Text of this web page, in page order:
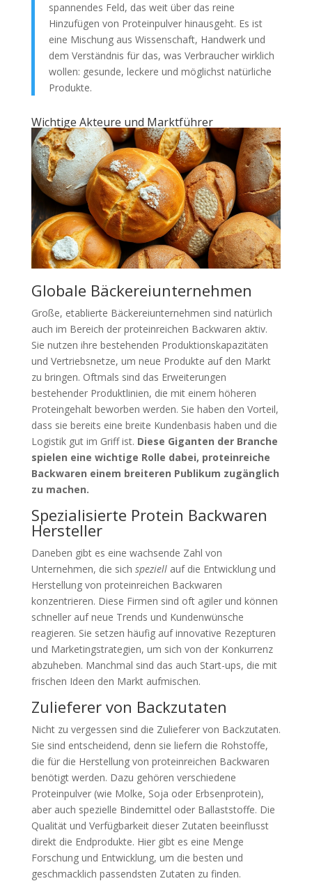
spannendes Feld, das weit über das reine
Hinzufügen von Proteinpulver hinausgeht. Es ist
eine Mischung aus Wissenschaft, Handwerk und
dem Verständnis für das, was Verbraucher wirklich
wollen: gesunde, leckere und möglichst natürliche
Produkte.
Wichtige Akteure und Marktführer
Globale Bäckereiunternehmen
Große, etablierte Bäckereiunternehmen sind natürlich
auch im Bereich der proteinreichen Backwaren aktiv.
Sie nutzen ihre bestehenden Produktionskapazitäten
und Vertriebsnetze, um neue Produkte auf den Markt
zu bringen. Oftmals sind das Erweiterungen
bestehender Produktlinien, die mit einem höheren
Proteingehalt beworben werden. Sie haben den Vorteil,
dass sie bereits eine breite Kundenbasis haben und die
Logistik gut im Griff ist. Diese Giganten der Branche
spielen eine wichtige Rolle dabei, proteinreiche
Backwaren einem breiteren Publikum zugänglich
zu machen.
Spezialisierte Protein Backwaren
Hersteller
Daneben gibt es eine wachsende Zahl von
Unternehmen, die sich speziellauf die Entwicklung und
Herstellung von proteinreichen Backwaren
konzentrieren. Diese Firmen sind oft agiler und können
schneller auf neue Trends und Kundenwünsche
reagieren. Sie setzen häufig auf innovative Rezepturen
und Marketingstrategien, um sich von der Konkurrenz
abzuheben. Manchmal sind das auch Start-ups, die mit
frischen Ideen den Markt aufmischen.
Zulieferer von Backzutaten
Nicht zu vergessen sind die Zulieferer von Backzutaten.
Sie sind entscheidend, denn sie liefern die Rohstoffe,
die für die Herstellung von proteinreichen Backwaren
benötigt werden. Dazu gehören verschiedene
Proteinpulver (wie Molke, Soja oder Erbsenprotein),
aber auch spezielle Bindemittel oder Ballaststoffe. Die
Qualität und Verfügbarkeit dieser Zutaten beeinflusst
direkt die Endprodukte. Hier gibt es eine Menge
Forschung und Entwicklung, um die besten und
geschmacklich passendsten Zutaten zu finden.